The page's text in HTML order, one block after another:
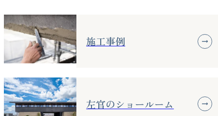
施工事例
左官のショールーム